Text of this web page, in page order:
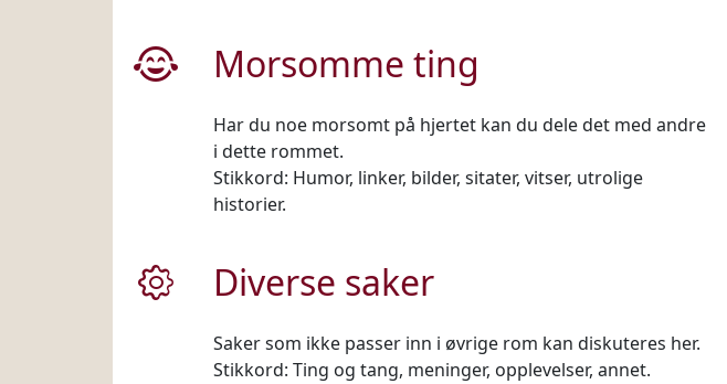
Morsomme ting
Har du noe morsomt på hjertet kan du dele det med andre
i dette rommet.
Stikkord: Humor, linker, bilder, sitater, vitser, utrolige
historier.
Diverse saker
Saker som ikke passer inn i øvrige rom kan diskuteres her.
Stikkord: Ting og tang, meninger, opplevelser, annet.